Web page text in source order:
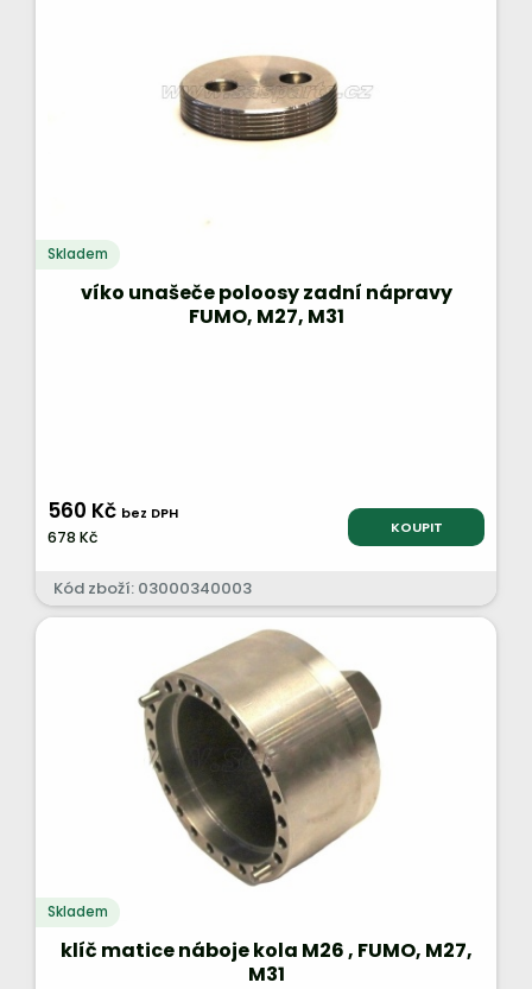
Skladem
víko unašeče poloosy zadní nápravy
FUMO, M27, M31
560 Kč bez DPH
678 Kč KOUPIT
Kód zboží: 03000340003
Skladem
klíč matice náboje kola M26 , FUMO, M27,
M31